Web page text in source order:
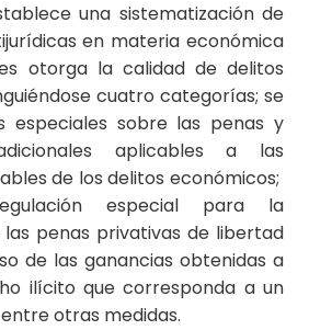
una sistematización de
en materia económica
otorga la calidad de delitos
cuatro categorías; se
especiales sobre las penas y
aplicables a las
de los delitos económicos;
especial para la
penas privativas de libertad
de las ganancias obtenidas a
ilícito que corresponda a un
otras medidas.